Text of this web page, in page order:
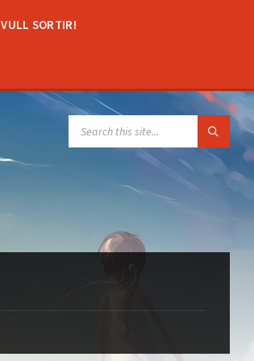
VULL SORTIR!